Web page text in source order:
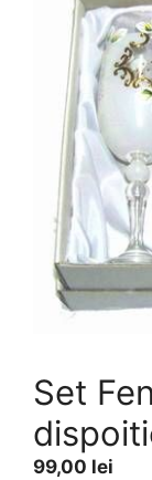
Set
99,00 lei